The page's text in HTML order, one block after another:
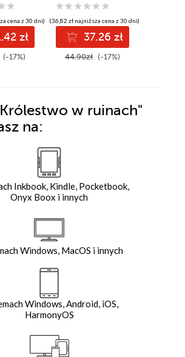
cena z 30 dni)
zł
(-17%)
(36,82 zł najniższa cena z 30 dni)
37.26 zł
44.90zł (-17%)
w ruinach"
na:
Inkbook, Kindle, Pocketbook,
Onyx Boox i innych
Windows, MacOS i innych
Windows, Android, iOS,
HarmonyOS